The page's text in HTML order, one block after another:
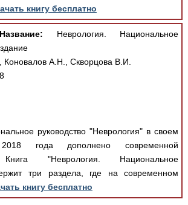
книгу бесплатно
Название: Неврология. Национальное
Коновалов А.Н., Скворцова В.И.
руководство "Неврология" в своем
года дополнено современной
"Неврология. Национальное
три раздела, где на современном
книгу бесплатно